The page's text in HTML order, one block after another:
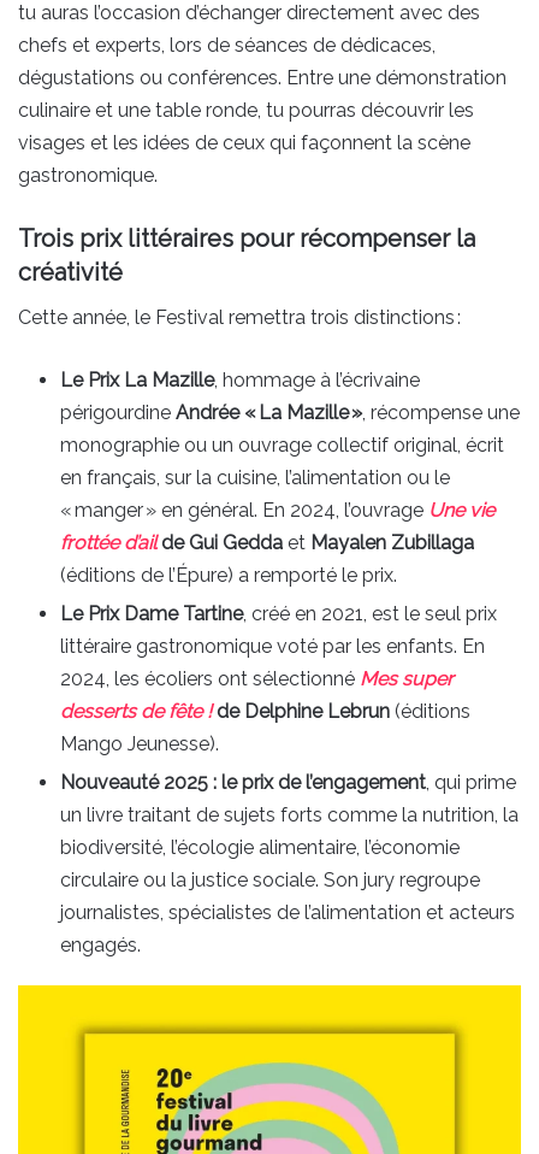
tu auras l’occasion d’échanger directement avec des
chefs et experts, lors de séances de dédicaces,
dégustations ou conférences. Entre une démonstration
culinaire et une table ronde, tu pourras découvrir les
visages et les idées de ceux qui façonnent la scène
gastronomique.
Trois prix littéraires pour récompenser la
créativité
Cette année, le Festival remettra trois distinctions :
Le Prix La Mazille, hommage à l’écrivaine
périgourdine Andrée « La Mazille », récompense une
monographie ou un ouvrage collectif original, écrit
en français, sur la cuisine, l’alimentation ou le
« manger » en général. En 2024, l’ouvrage Une vie
frottée d’ailde Gui Gedda et Mayalen Zubillaga
(éditions de l’Épure) a remporté le prix.
Le Prix Dame Tartine, créé en 2021, est le seul prix
littéraire gastronomique voté par les enfants. En
2024, les écoliers ont sélectionné Mes super
desserts de fête !de Delphine Lebrun (éditions
Mango Jeunesse).
Nouveauté 2025 : le prix de l’engagement, qui prime
un livre traitant de sujets forts comme la nutrition, la
biodiversité, l’écologie alimentaire, l’économie
circulaire ou la justice sociale. Son jury regroupe
journalistes, spécialistes de l’alimentation et acteurs
engagés.